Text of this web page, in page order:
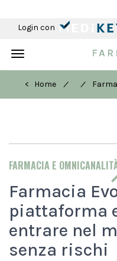
Login con
Toggle
< Home
/ /
FARMACIA E
Farmacia
piattaforma
entrare nel
senza rischi